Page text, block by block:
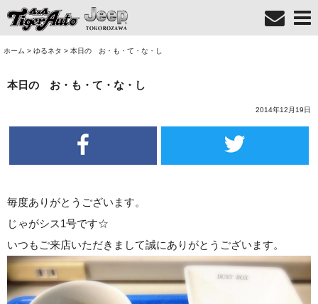
ホーム > ゆるネタ > 本日の お・も・て・な・し
本日の お・も・て・な・し
2014年12月19日
毎度ありがとうございます。
じゃがシス1号です☆
いつもご来店いただきまして誠にありがとうございます。